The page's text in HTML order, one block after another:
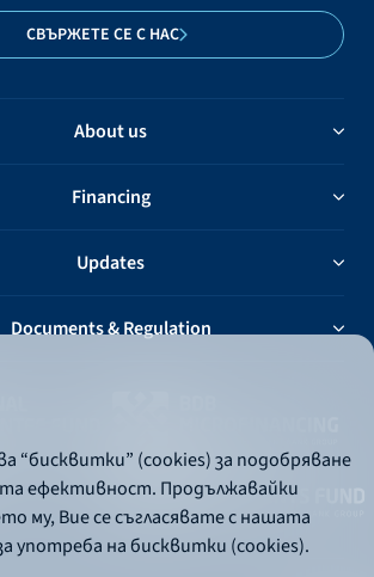
СВЪРЖЕТЕ СЕ С НАС
About us
Financing
Updates
Documents & Regulation
“бисквитки” (cookies) за подобряване
ефективност. Продължавайки
му, Вие се съгласявате с нашата
употреба на бисквитки (cookies).